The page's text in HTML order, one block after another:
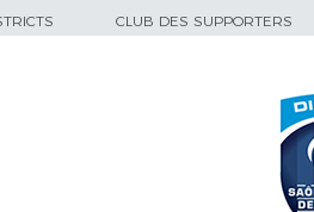
CLUB DES SUPPORTERS